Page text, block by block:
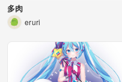
多肉
eruri